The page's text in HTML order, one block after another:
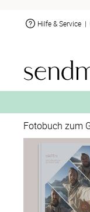
Hilfe & Service |
Fotobuch zum